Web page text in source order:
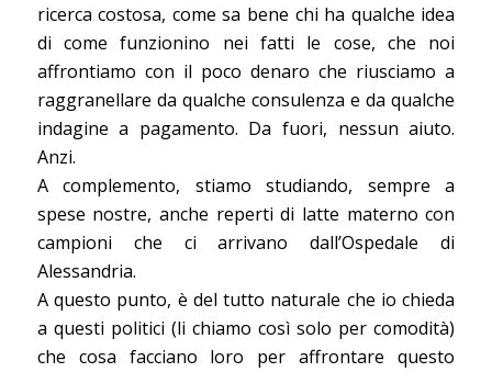
ricerca costosa, come sa bene chi ha qualche idea
di come funzionino nei fatti le cose, che noi
affrontiamo con il poco denaro che riusciamo a
raggranellare da qualche consulenza e da qualche
indagine a pagamento. Da fuori, nessun aiuto.
Anzi.
A complemento, stiamo studiando, sempre a
spese nostre, anche reperti di latte materno con
campioni che ci arrivano dall’Ospedale di
Alessandria.
A questo punto, è del tutto naturale che io chieda
a questi politici (li chiamo così solo per comodità)
che cosa facciano loro per affrontare questo